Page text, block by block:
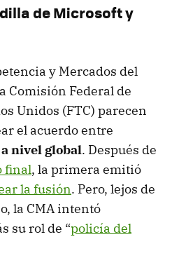
de Microsoft y
y Mercados del
Comisión Federal de
Unidos (FTC) parecen
el acuerdo entre
a nivel global. Después de
final, la primera emitió
la fusión. Pero, lejos de
la CMA intentó
su rol de “policía del